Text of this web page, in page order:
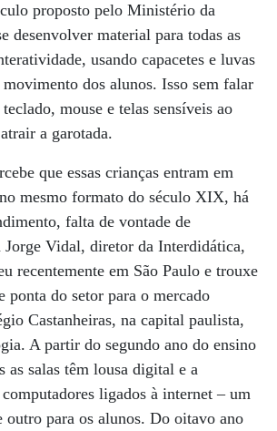
proposto pelo Ministério da
desenvolver material para todas as
usando capacetes e luvas
dos alunos. Isso sem falar
mouse e telas sensíveis ao
a garotada.
que essas crianças entram em
mesmo formato do século XIX, há
falta de vontade de
Jorge Vidal, diretor da Interdidática,
recentemente em São Paulo e trouxe
ponta do setor para o mercado
Castanheiras, na capital paulista,
A partir do segundo ano do ensino
as salas têm lousa digital e a
ligados à internet – um
outro para os alunos. Do oitavo ano